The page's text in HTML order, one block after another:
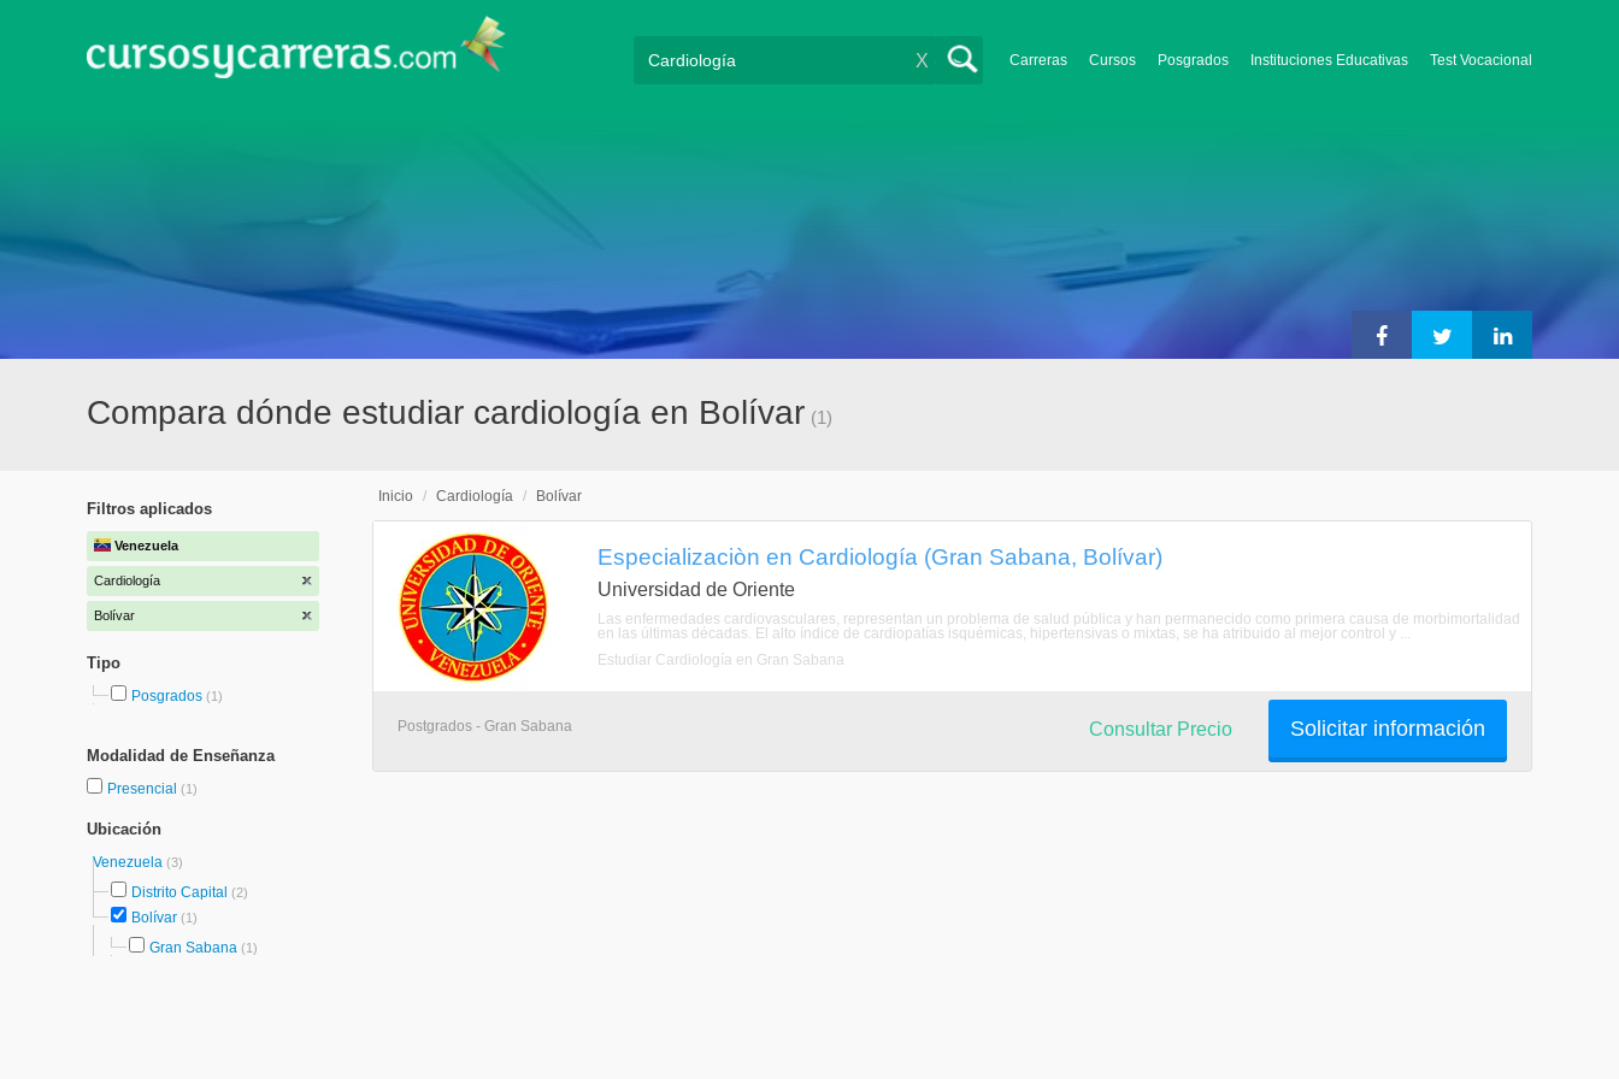
Carreras Cursos Posgrados Instituciones Educativas Test Vocacional
X
Compara dónde estudiar cardiología en Bolívar (1)
Filtros aplicados
Venezuela
Cardiología
Bolívar
Tipo
Posgrados (1)
Modalidad de Enseñanza
Presencial (1)
Ubicación
Venezuela (3)
Distrito Capital (2)
Bolívar (1)
Gran Sabana (1)
Inicio / Cardiología / Bolívar
Especializaciòn en Cardiología (Gran Sabana, Bolívar)
Universidad de Oriente
Las enfermedades cardiovasculares, representan un problema de salud pública y han permanecido como primera causa de morbimortalidad
en las últimas décadas. El alto índice de cardiopatías isquémicas, hipertensivas o mixtas, se ha atribuido al mejor control y ...
Estudiar Cardiología en Gran Sabana
Postgrados - Gran Sabana Solicitar información
Consultar Precio